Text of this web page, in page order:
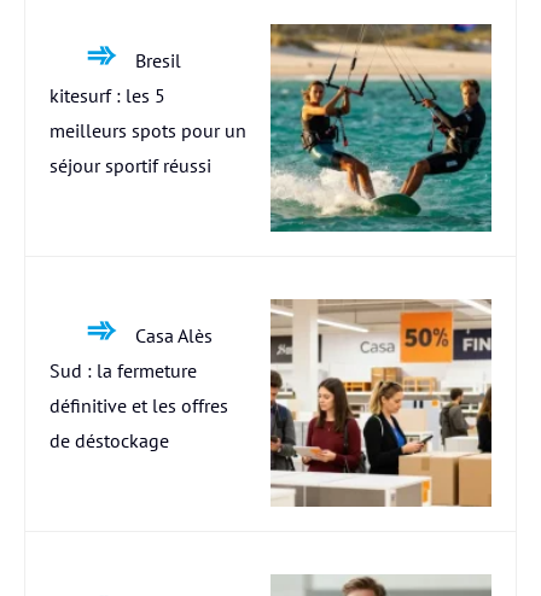
Bresil
kitesurf : les 5
meilleurs spots pour un
séjour sportif réussi
Casa Alès
Sud : la fermeture
définitive et les offres
de déstockage